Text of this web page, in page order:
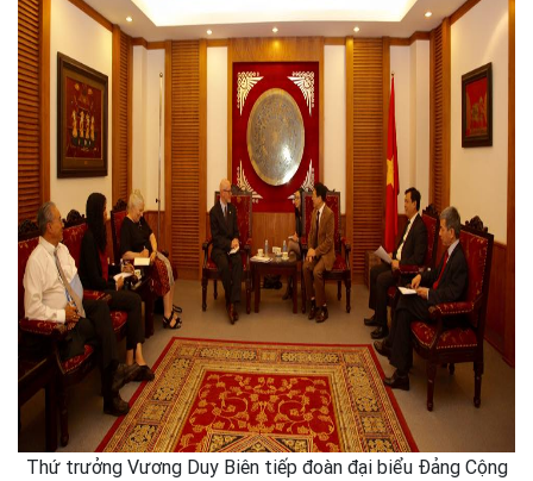
Thứ trưởng Vương Duy Biên tiếp đoàn đại biểu Đảng Cộng